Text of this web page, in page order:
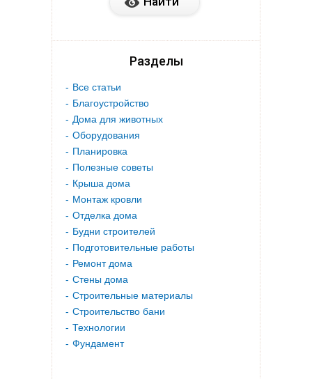
Разделы
Все статьи
Благоустройство
Дома для животных
Оборудования
Планировка
Полезные советы
Крыша дома
Монтаж кровли
Отделка дома
Будни строителей
Подготовительные работы
Ремонт дома
Стены дома
Строительные материалы
Строительство бани
Технологии
Фундамент